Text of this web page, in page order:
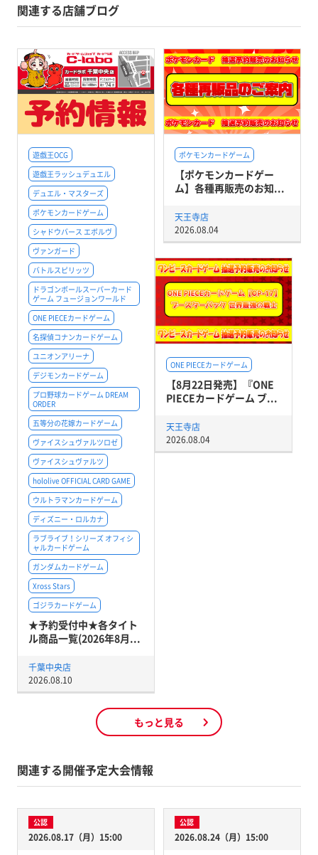
関連する店舗ブログ
遊戯王OCG
遊戯王ラッシュデュエル
デュエル・マスターズ
ポケモンカードゲーム
シャドウバース エボルヴ
ヴァンガード
バトルスピリッツ
ドラゴンボールスーパーカード
ゲーム フュージョンワールド
ONE PIECEカードゲーム
名探偵コナンカードゲーム
ユニオンアリーナ
デジモンカードゲーム
プロ野球カードゲーム DREAM
ORDER
五等分の花嫁カードゲーム
ヴァイスシュヴァルツロゼ
ヴァイスシュヴァルツ
hololive OFFICIAL CARD GAME
ウルトラマンカードゲーム
ディズニー・ロルカナ
ラブライブ！シリーズ オフィシ
ャルカードゲーム
ガンダムカードゲーム
Xross Stars
ゴジラカードゲーム
★予約受付中★各タイト
ル商品一覧(2026年8月...
千葉中央店
2026.08.10
ポケモンカードゲーム
【ポケモンカードゲー
ム】各種再販売のお知...
天王寺店
2026.08.04
ONE PIECEカードゲーム
【8月22日発売】『ONE
PIECEカードゲーム ブ...
天王寺店
2026.08.04
もっと見る
関連する開催予定大会情報
公認
2026.08.17（月）15:00
公認
2026.08.24（月）15:00